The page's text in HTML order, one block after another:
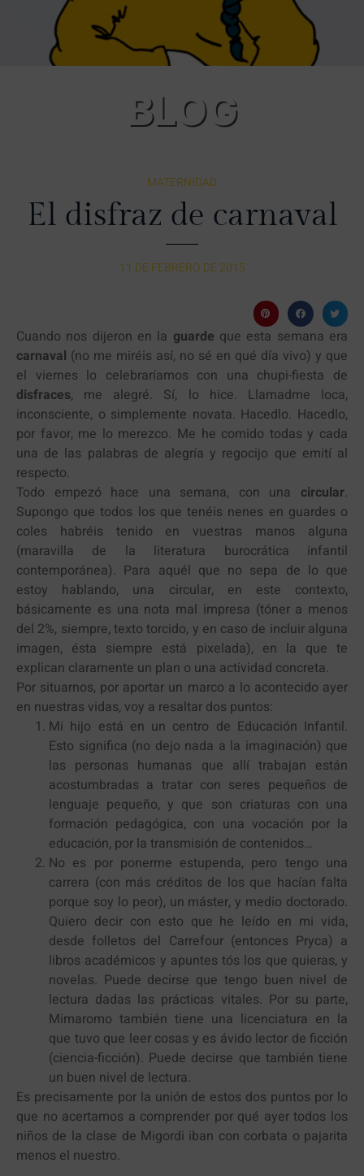
BLOG
MATERNIDAD
El disfraz de carnaval
11 DE FEBRERO DE 2015
Cuando nos dijeron en la guarde que esta semana era
carnaval (no me miréis así, no sé en qué día vivo) y que
el viernes lo celebraríamos con una chupi-fiesta de
disfraces, me alegré. Sí, lo hice. Llamadme loca,
inconsciente, o simplemente novata. Hacedlo. Hacedlo,
por favor, me lo merezco. Me he comido todas y cada
una de las palabras de alegría y regocijo que emití al
respecto.
Todo empezó hace una semana, con una circular.
Supongo que todos los que tenéis nenes en guardes o
coles habréis tenido en vuestras manos alguna
(maravilla de la literatura burocrática infantil
contemporánea). Para aquél que no sepa de lo que
estoy hablando, una circular, en este contexto,
básicamente es una nota mal impresa (tóner a menos
del 2%, siempre, texto torcido, y en caso de incluir alguna
imagen, ésta siempre está pixelada), en la que te
explican claramente un plan o una actividad concreta.
Por situarnos, por aportar un marco a lo acontecido ayer
en nuestras vidas, voy a resaltar dos puntos:
Mi hijo está en un centro de Educación Infantil.
Esto significa (no dejo nada a la imaginación) que
las personas humanas que allí trabajan están
acostumbradas a tratar con seres pequeños de
lenguaje pequeño, y que son criaturas con una
formación pedagógica, con una vocación por la
educación, por la transmisión de contenidos…
No es por ponerme estupenda, pero tengo una
carrera (con más créditos de los que hacían falta
porque soy lo peor), un máster, y medio doctorado.
Quiero decir con esto que he leído en mi vida,
desde folletos del Carrefour (entonces Pryca) a
libros académicos y apuntes tós los que quieras, y
novelas. Puede decirse que tengo buen nivel de
lectura dadas las prácticas vitales. Por su parte,
Mimaromo también tiene una licenciatura en la
que tuvo que leer cosas y es ávido lector de ficción
(ciencia-ficción). Puede decirse que también tiene
un buen nivel de lectura.
Es precisamente por la unión de estos dos puntos por lo
que no acertamos a comprender por qué ayer todos los
niños de la clase de Migordi iban con corbata o pajarita
menos el nuestro.